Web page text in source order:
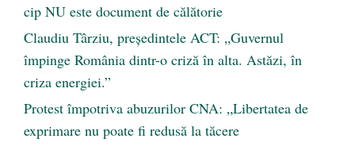
cip NU este document de călătorie
Claudiu Târziu, președintele ACT: „Guvernul
împinge România dintr-o criză în alta. Astăzi, în
criza energiei.”
Protest împotriva abuzurilor CNA: „Libertatea de
exprimare nu poate fi redusă la tăcere